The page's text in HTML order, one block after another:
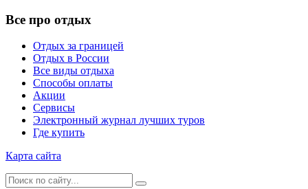
Все про отдых
Отдых за границей
Отдых в России
Все виды отдыха
Способы оплаты
Акции
Сервисы
Электронный журнал лучших туров
Где купить
Карта сайта